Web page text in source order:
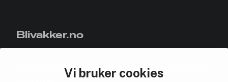
Vi bruker cookies
Blivakker.no
Bli medlem helt gratis - få poeng og eksklusive rabattkoder.